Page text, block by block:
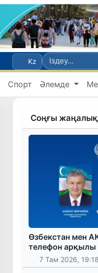
Kz
Спорт Әлемде
Соңғы
Өзбекстан мен
телефон арқылы
7 Там 2026, 19:18